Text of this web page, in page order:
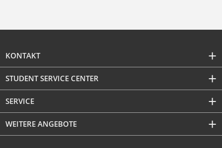
KONTAKT
STUDENT SERVICE CENTER
SERVICE
WEITERE ANGEBOTE